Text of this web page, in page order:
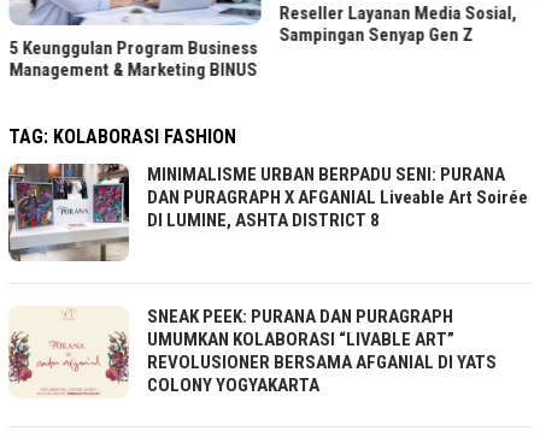
5 Keunggulan Program Business
Management & Marketing BINUS
Reseller Layanan Media Sosial,
Sampingan Senyap Gen Z
TAG: KOLABORASI FASHION
MINIMALISME URBAN BERPADU SENI: PURANA
DAN PURAGRAPH X AFGANIAL Liveable Art Soirée
DI LUMINE, ASHTA DISTRICT 8
SNEAK PEEK: PURANA DAN PURAGRAPH
UMUMKAN KOLABORASI “LIVABLE ART”
REVOLUSIONER BERSAMA AFGANIAL DI YATS
COLONY YOGYAKARTA